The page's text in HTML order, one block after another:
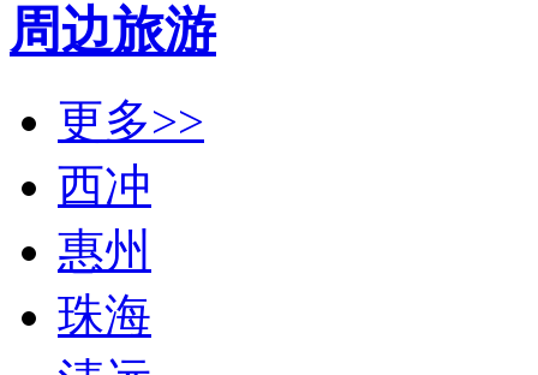
周边旅游
更多>>
西冲
惠州
珠海